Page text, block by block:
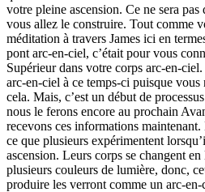
votre pleine ascension. Ce ne sera pas
vous allez le construire. Tout comme
méditation à travers James ici en
pont arc-en-ciel, c’était pour vous
Supérieur dans votre corps arc-en-
arc-en-ciel à ce temps-ci puisque vous
cela. Mais, c’est un début de
nous le ferons encore au prochain
recevons ces informations
ce que plusieurs expérimentent
ascension. Leurs corps se changent
plusieurs couleurs de lumière, donc,
produire les verront comme un arc-